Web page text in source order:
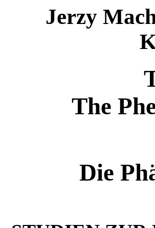
Jerzy
The
Die